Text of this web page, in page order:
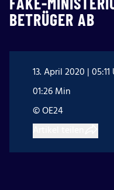
BETRÜGER AB
13. April 2020 | 05:11
01:26 Min
© OE24